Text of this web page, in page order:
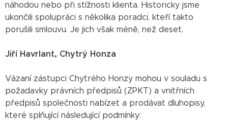
náhodou nebo při stížnosti klienta. Historicky jsme
ukončili spolupráci s několika poradci, kteří takto
porušili smlouvu. Je jich však méně, než deset.
Jiří Havrlant, Chytrý Honza
Vázaní zástupci Chytrého Honzy mohou v souladu s
požadavky právních předpisů (ZPKT) a vnitřních
předpisů společnosti nabízet a prodávat dluhopisy,
které splňující následující podmínky: